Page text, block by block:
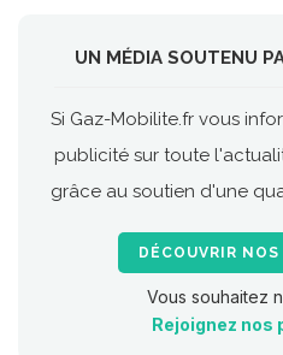
UN MÉDIA SOUTENU
Si Gaz-Mobilite.fr vous
publicité sur toute
grâce au soutien d'une
DÉCOUVRIR
Vous souhaitez
Rejoignez nos